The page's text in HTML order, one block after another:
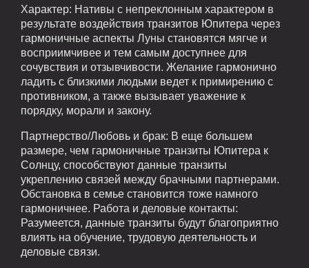
Характер: Нативы с непреклонным характером в
результате воздействия транзитов Юпитера через
гармоничные аспекты Луны становятся мягче и
восприимчивее и тем самым доступнее для
сочувствия и отзывчивости. Желание гармонично
ладить с близкими людьми ведет к примирению с
противником, а также вызывает уважение к
порядку, морали и закону.
Партнерство/Любовь и брак: В еще большем
размере, чем гармоничные транзиты Юпитера к
Солнцу, способствуют данные транзиты
укреплению связей между брачными партнерами.
Обстановка в семье становится тоже намного
гармоничнее. Работа и деловые контакты:
Разумеется, данные транзиты будут благоприятно
влиять на обучение, трудовую деятельность и
деловые связи.